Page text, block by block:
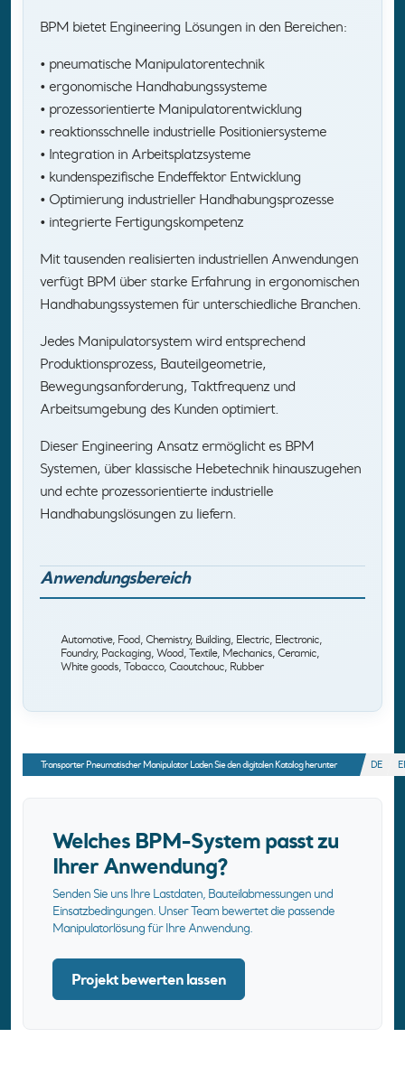
BPM bietet Engineering Lösungen in den Bereichen:
• pneumatische Manipulatorentechnik
• ergonomische Handhabungssysteme
• prozessorientierte Manipulatorentwicklung
• reaktionsschnelle industrielle Positioniersysteme
• Integration in Arbeitsplatzsysteme
• kundenspezifische Endeffektor Entwicklung
• Optimierung industrieller Handhabungsprozesse
• integrierte Fertigungskompetenz
Mit tausenden realisierten industriellen Anwendungen
verfügt BPM über starke Erfahrung in ergonomischen
Handhabungssystemen für unterschiedliche Branchen.
Jedes Manipulatorsystem wird entsprechend
Produktionsprozess, Bauteilgeometrie,
Bewegungsanforderung, Taktfrequenz und
Arbeitsumgebung des Kunden optimiert.
Dieser Engineering Ansatz ermöglicht es BPM
Systemen, über klassische Hebetechnik hinauszugehen
und echte prozessorientierte industrielle
Handhabungslösungen zu liefern.
Anwendungsbereich
Automotive, Food, Chemistry, Building, Electric, Electronic,
Foundry, Packaging, Wood, Textile, Mechanics, Ceramic,
White goods, Tobacco, Caoutchouc, Rubber
Transporter Pneumatischer Manipulator Laden Sie den digitalen Katalog herunter DE
Welches BPM-System passt zu
Ihrer Anwendung?
Senden Sie uns Ihre Lastdaten, Bauteilabmessungen und
Einsatzbedingungen. Unser Team bewertet die passende
Manipulatorlösung für Ihre Anwendung.
Projekt bewerten lassen